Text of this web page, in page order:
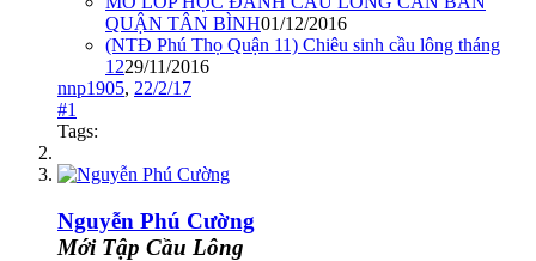
QUẬN TÂN BÌNH01/12/2016
(NTĐ Phú Thọ Quận 11) Chiêu sinh cầu lông tháng
1229/11/2016
nnp1905, 22/2/17
#1
Tags:
Nguyễn Phú Cường
Mới Tập Cầu Lông